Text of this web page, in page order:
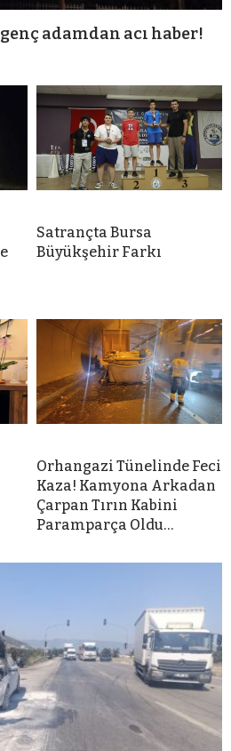
adamdan acı haber!
Satrançta Bursa
Büyükşehir Farkı
Orhangazi Tünelinde Feci
Kaza! Kamyona Arkadan
Çarpan Tırın Kabini
Paramparça Oldu…